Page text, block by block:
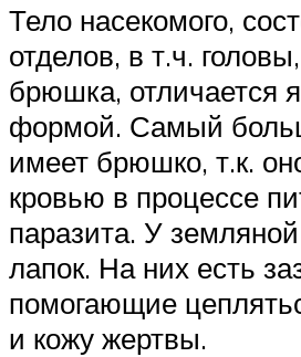
Тело насекомого,
отделов, в т.ч.
брюшка, отличается
формой. Самый
имеет брюшко, т.к.
кровью в процессе
паразита. У
лапок. На них есть
помогающие
и кожу жертвы.